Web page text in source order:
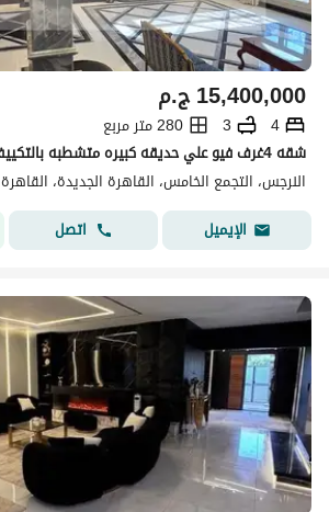
ج.م15,400,000
4
3
280 متر مربع
النرجس، التجمع الخامس، القاهرة الجديدة، القاهرة
الإيميل
اتصل